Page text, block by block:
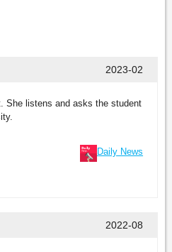
2023-02
She listens and asks the student
Daily News
2022-08